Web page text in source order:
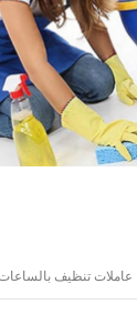
عاملات تنظيف بالساعات